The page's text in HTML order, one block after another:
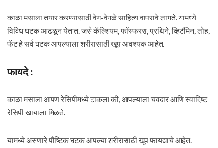
काळा मसाला तयार करण्यासाठी वेग-वेगळे साहित्य वापरावे लागते. यामध्ये
विविध घटक आढळून येतात. जसे कॅल्शियम, फॉस्फरस, प्रथिने, व्हिटॅमिन, लोह,
फॅट हे सर्व घटक आपल्याला शरीरासाठी खूप आवश्यक आहेत.
फायदे :
काळा मसाला आपण रेसिपीमध्ये टाकला की, आपल्याला चवदार आणि स्वादिष्ट
रेसिपी खायाला मिळते.
यामध्ये असणारे पौष्टिक घटक आपल्या शरीरासाठी खूप फायद्याचे आहेत.